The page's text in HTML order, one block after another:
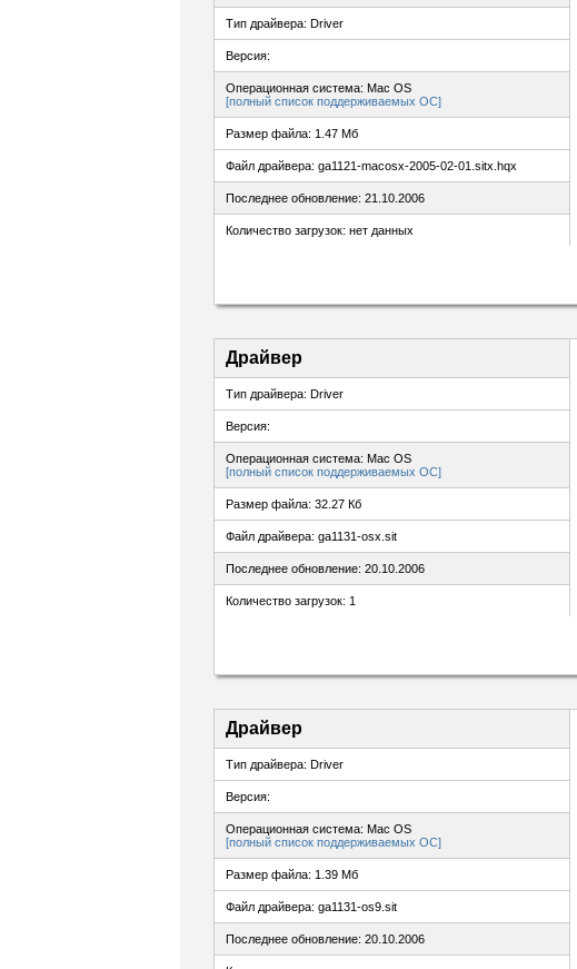
Тип драйвера: Driver
Версия:
Операционная система: Mac OS
[полный список поддерживаемых ОС]
Размер файла: 1.47 Мб
Файл драйвера: ga1121-macosx-2005-02-01.sitx.hqx
Последнее обновление: 21.10.2006
Количество загрузок: нет данных
Драйвер
Тип драйвера: Driver
Версия:
Операционная система: Mac OS
[полный список поддерживаемых ОС]
Размер файла: 32.27 Кб
Файл драйвера: ga1131-osx.sit
Последнее обновление: 20.10.2006
Количество загрузок: 1
Драйвер
Тип драйвера: Driver
Версия:
Операционная система: Mac OS
[полный список поддерживаемых ОС]
Размер файла: 1.39 Мб
Файл драйвера: ga1131-os9.sit
Последнее обновление: 20.10.2006